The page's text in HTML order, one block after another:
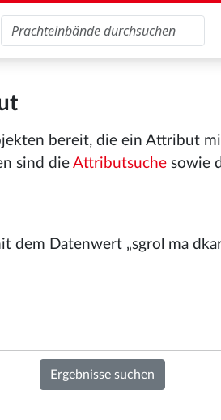
bereit, die ein Attribut
sind die Attributsuche sowie
dem Datenwert „sgrol ma